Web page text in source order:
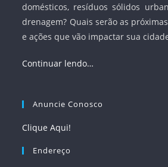
domésticos, resíduos sólidos
drenagem? Quais serão as
e ações que vão impactar sua
Continuar lendo…
Anuncie Conosco
Clique Aqui!
Endereço